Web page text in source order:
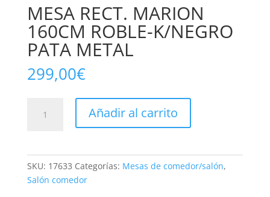
MESA RECT. MARION
160CM ROBLE-K/NEGRO
PATA METAL
299,00€
RECT.
K/NEGRO
Añadir al carrito
SKU: 17633 Categorías: Mesas de comedor/salón,
Salón comedor